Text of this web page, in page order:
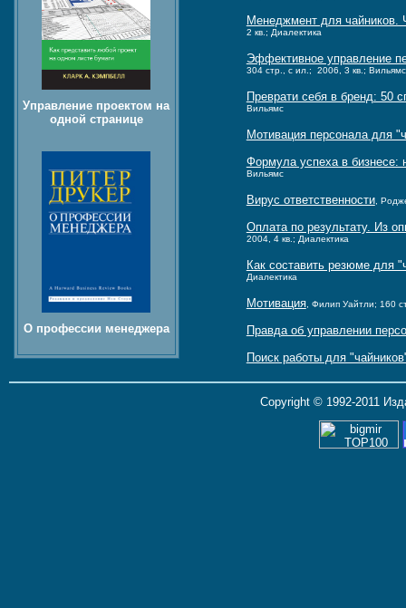
Управление проектом на
одной странице
О профессии менеджера
Менеджмент для чайников.
2 кв.; Диалектика
Эффективное управление
304 стр., с ил.; 2006, 3 кв.; Вильямс
Преврати себя в бренд: 50
Вильямс
Мотивация персонала для
Формула успеха в бизнесе:
Вильямс
Вирус ответственности,
Оплата по результату. Из
2004, 4 кв.; Диалектика
Как составить резюме для
Диалектика
Мотивация, Филип Уайтли; 160
Правда об управлении
Поиск работы для
Copyright © 1992-2011